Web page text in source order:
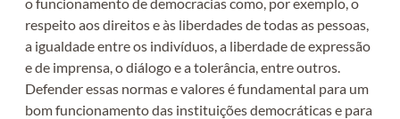
respeito aos direitos e às liberdades de todas as pessoas,
a igualdade entre os indivíduos, a liberdade de expressão
e de imprensa, o diálogo e a tolerância, entre outros.
Defender essas normas e valores é fundamental para um
bom funcionamento das instituições democráticas e para